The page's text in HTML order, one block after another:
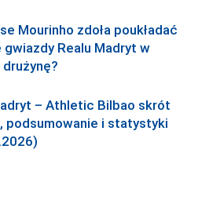
Mourinho zdoła poukładać
gwiazdy Realu Madryt w
drużynę?
– Athletic Bilbao skrót
podsumowanie i statystyki